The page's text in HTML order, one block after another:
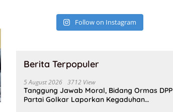
Follow on Instagram
Berita Terpopuler
5 August 2026 3712 View
Tanggung Jawab Moral, Bidang Ormas DPP
Partai Golkar Laporkan Kegaduhan